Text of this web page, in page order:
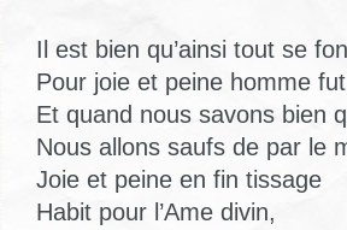
Il est bien qu’ainsi tout se
Pour joie et peine homme
Et quand nous savons bien
Nous allons saufs de par le
Joie et peine en fin tissage
Habit pour l’Ame divin,